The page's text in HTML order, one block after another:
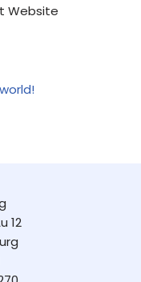
Website
12